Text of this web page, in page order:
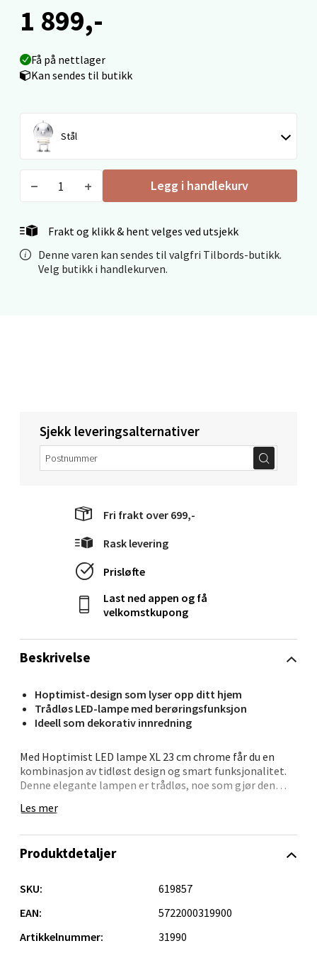
1 899,-
Få på nettlager
Kan sendes til butikk
Stål
Legg i handlekurv
Frakt og klikk & hent velges ved utsjekk
Denne varen kan sendes til valgfri Tilbords-butikk.
Velg butikk i handlekurven.
Beskrivelse
Hoptimist-design som lyser opp ditt hjem
Trådløs LED-lampe med berøringsfunksjon
Ideell som dekorativ innredning
Med Hoptimist LED lampe XL 23 cm chrome får du en
kombinasjon av tidløst design og smart funksjonalitet.
Denne elegante lampen er trådløs, noe som gjør den
eller i et hyggelig hjørne.
eller slå lampen av og på med et lett trykk. Lampen lades
opptil 9 timers lys, avhengig av innstillingen. Med en
og glede til hjemmet.
Les mer
Sjekk leveringsalternativer
Fri frakt over 699,-
Rask levering
Prisløfte
Last ned appen og få
velkomstkupong
Produktdetaljer
SKU:
619857
EAN:
5722000319900
Artikkelnummer:
31990
Fridtjof Nansensgate 22, 8622 Mo i Rana
0 i butikk
Ålesund - Thon Senter Moa
Åpent i dag 10-18
0 i butikk
0 i butikk
Velg
Narvik - Thon Senter Malmporten
Bolagsgata 1, 8514 Narvik
Åpent i dag 10-18
0 i butikk
Bergen - Oasen Senter
Folke Bernadottes vei 52, 5147 Fyllingsdalen
Åpent i dag 10-18
Velg
Oppdal - Aunasenteret
Aunasenteret, Sunndalsvegen 3, 7340 Oppdal